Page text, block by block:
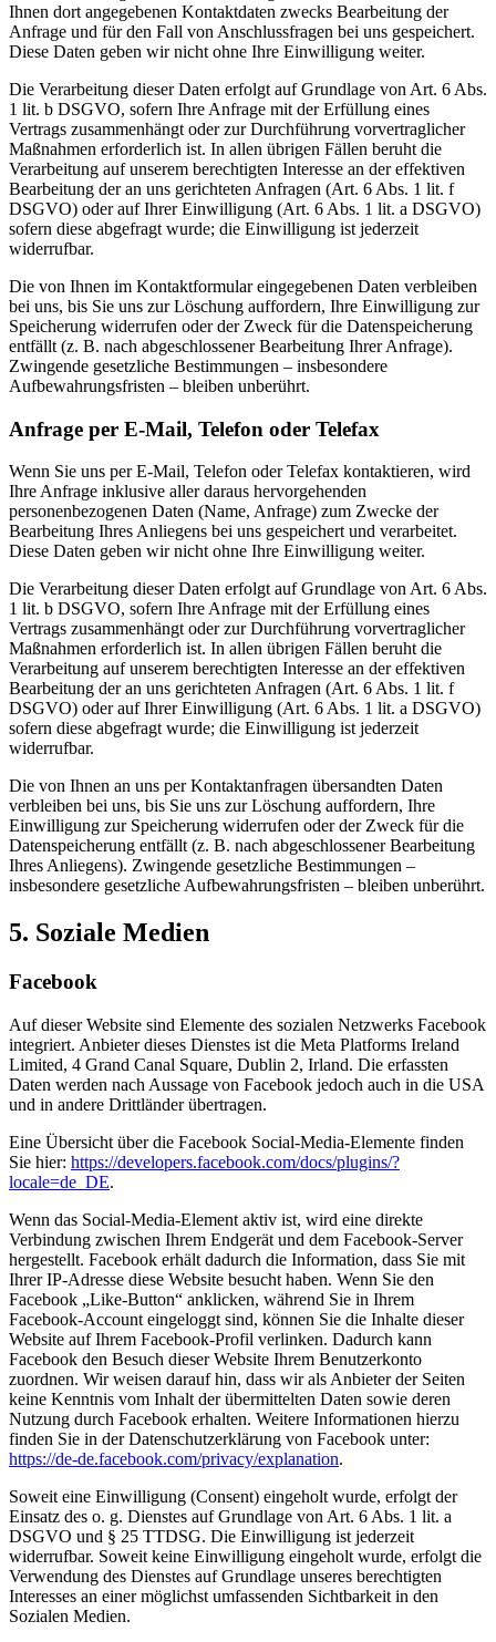
Ihnen dort angegebenen Kontaktdaten zwecks Bearbeitung der
Anfrage und für den Fall von Anschlussfragen bei uns gespeichert.
Diese Daten geben wir nicht ohne Ihre Einwilligung weiter.
Die Verarbeitung dieser Daten erfolgt auf Grundlage von Art. 6 Abs.
1 lit. b DSGVO, sofern Ihre Anfrage mit der Erfüllung eines
Vertrags zusammenhängt oder zur Durchführung vorvertraglicher
Maßnahmen erforderlich ist. In allen übrigen Fällen beruht die
Verarbeitung auf unserem berechtigten Interesse an der effektiven
Bearbeitung der an uns gerichteten Anfragen (Art. 6 Abs. 1 lit. f
DSGVO) oder auf Ihrer Einwilligung (Art. 6 Abs. 1 lit. a DSGVO)
sofern diese abgefragt wurde; die Einwilligung ist jederzeit
widerrufbar.
Die von Ihnen im Kontaktformular eingegebenen Daten verbleiben
bei uns, bis Sie uns zur Löschung auffordern, Ihre Einwilligung zur
Speicherung widerrufen oder der Zweck für die Datenspeicherung
entfällt (z. B. nach abgeschlossener Bearbeitung Ihrer Anfrage).
Zwingende gesetzliche Bestimmungen – insbesondere
Aufbewahrungsfristen – bleiben unberührt.
Anfrage per E-Mail, Telefon oder Telefax
Wenn Sie uns per E-Mail, Telefon oder Telefax kontaktieren, wird
Ihre Anfrage inklusive aller daraus hervorgehenden
personenbezogenen Daten (Name, Anfrage) zum Zwecke der
Bearbeitung Ihres Anliegens bei uns gespeichert und verarbeitet.
Diese Daten geben wir nicht ohne Ihre Einwilligung weiter.
Die Verarbeitung dieser Daten erfolgt auf Grundlage von Art. 6 Abs.
1 lit. b DSGVO, sofern Ihre Anfrage mit der Erfüllung eines
Vertrags zusammenhängt oder zur Durchführung vorvertraglicher
Maßnahmen erforderlich ist. In allen übrigen Fällen beruht die
Verarbeitung auf unserem berechtigten Interesse an der effektiven
Bearbeitung der an uns gerichteten Anfragen (Art. 6 Abs. 1 lit. f
DSGVO) oder auf Ihrer Einwilligung (Art. 6 Abs. 1 lit. a DSGVO)
sofern diese abgefragt wurde; die Einwilligung ist jederzeit
widerrufbar.
Die von Ihnen an uns per Kontaktanfragen übersandten Daten
verbleiben bei uns, bis Sie uns zur Löschung auffordern, Ihre
Einwilligung zur Speicherung widerrufen oder der Zweck für die
Datenspeicherung entfällt (z. B. nach abgeschlossener Bearbeitung
Ihres Anliegens). Zwingende gesetzliche Bestimmungen –
insbesondere gesetzliche Aufbewahrungsfristen – bleiben unberührt.
5. Soziale Medien
Facebook
Auf dieser Website sind Elemente des sozialen Netzwerks Facebook
integriert. Anbieter dieses Dienstes ist die Meta Platforms Ireland
Limited, 4 Grand Canal Square, Dublin 2, Irland. Die erfassten
Daten werden nach Aussage von Facebook jedoch auch in die USA
und in andere Drittländer übertragen.
Eine Übersicht über die Facebook Social-Media-Elemente finden
Sie hier: https://developers.facebook.com/docs/plugins/?
locale=de_DE.
Wenn das Social-Media-Element aktiv ist, wird eine direkte
Verbindung zwischen Ihrem Endgerät und dem Facebook-Server
hergestellt. Facebook erhält dadurch die Information, dass Sie mit
Ihrer IP-Adresse diese Website besucht haben. Wenn Sie den
Facebook „Like-Button“ anklicken, während Sie in Ihrem
Facebook-Account eingeloggt sind, können Sie die Inhalte dieser
Website auf Ihrem Facebook-Profil verlinken. Dadurch kann
Facebook den Besuch dieser Website Ihrem Benutzerkonto
zuordnen. Wir weisen darauf hin, dass wir als Anbieter der Seiten
keine Kenntnis vom Inhalt der übermittelten Daten sowie deren
Nutzung durch Facebook erhalten. Weitere Informationen hierzu
finden Sie in der Datenschutzerklärung von Facebook unter:
https://de-de.facebook.com/privacy/explanation.
Soweit eine Einwilligung (Consent) eingeholt wurde, erfolgt der
Einsatz des o. g. Dienstes auf Grundlage von Art. 6 Abs. 1 lit. a
DSGVO und § 25 TTDSG. Die Einwilligung ist jederzeit
widerrufbar. Soweit keine Einwilligung eingeholt wurde, erfolgt die
Verwendung des Dienstes auf Grundlage unseres berechtigten
Interesses an einer möglichst umfassenden Sichtbarkeit in den
Sozialen Medien.